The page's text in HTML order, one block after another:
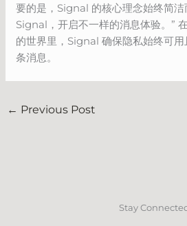
要的是，Signal 的核心理念始终简洁
Signal，开启不一样的消息体验。”
的世界里，Signal 确保隐私始终可
条消息。
← Previous Post
Stay